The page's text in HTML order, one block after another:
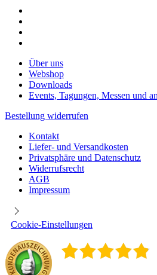
Über uns
Webshop
Downloads
Events, Tagungen, Messen und
Bestellung widerrufen
Kontakt
Liefer- und Versandkosten
Privatsphäre und Datenschutz
Widerrufsrecht
AGB
Impressum
Cookie-Einstellungen